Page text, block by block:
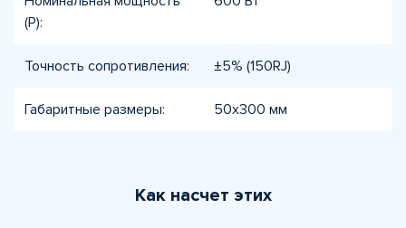
(P):
Точность сопротивления: ±5% (150RJ)
Габаритные размеры: 50x300 мм
Как насчет этих